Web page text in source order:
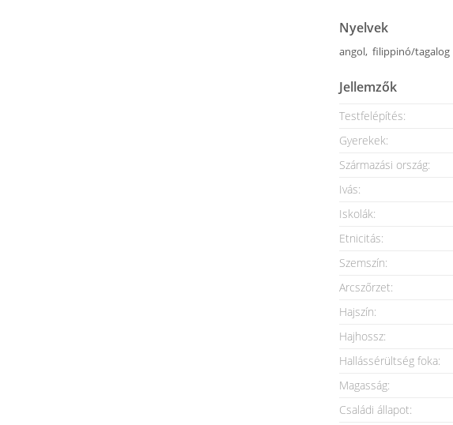
Nyelvek
angol, filippinó/tagalog
Jellemzők
Testfelépítés:
Gyerekek:
Származási ország:
Ivás:
Iskolák:
Etnicitás:
Szemszín:
Arcszőrzet:
Hajszín:
Hajhossz:
Hallássérültség foka:
Magasság:
Családi állapot: